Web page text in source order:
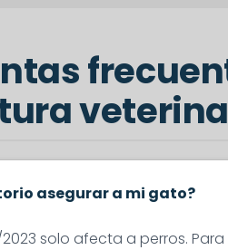
asegurar a mi gato?
2023 solo afecta a perros.